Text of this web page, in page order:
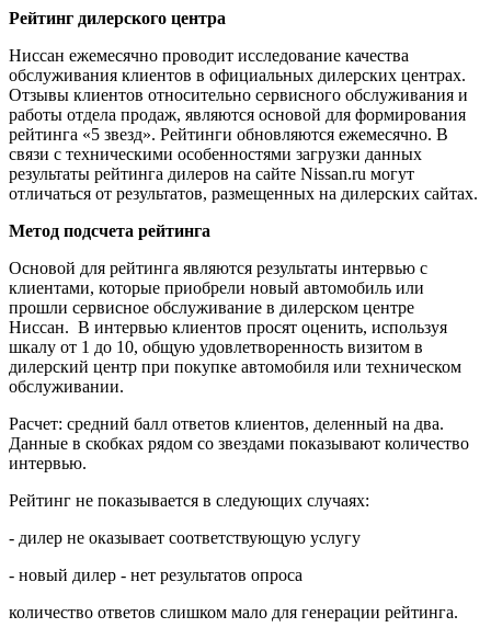
Рейтинг дилерского центра
Ниссан ежемесячно проводит исследование качества
обслуживания клиентов в официальных дилерских центрах.
Отзывы клиентов относительно сервисного обслуживания и
работы отдела продаж, являются основой для формирования
рейтинга «5 звезд». Рейтинги обновляются ежемесячно. В
связи с техническими особенностями загрузки данных
результаты рейтинга дилеров на сайте Nissan.ru могут
отличаться от результатов, размещенных на дилерских сайтах.
Метод подсчета рейтинга
Основой для рейтинга являются результаты интервью с
клиентами, которые приобрели новый автомобиль или
прошли сервисное обслуживание в дилерском центре
Ниссан. В интервью клиентов просят оценить, используя
шкалу от 1 до 10, общую удовлетворенность визитом в
дилерский центр при покупке автомобиля или техническом
обслуживании.
Расчет: средний балл ответов клиентов, деленный на два.
Данные в скобках рядом со звездами показывают количество
интервью.
Рейтинг не показывается в следующих случаях:
- дилер не оказывает соответствующую услугу
- новый дилер - нет результатов опроса
количество ответов слишком мало для генерации рейтинга.